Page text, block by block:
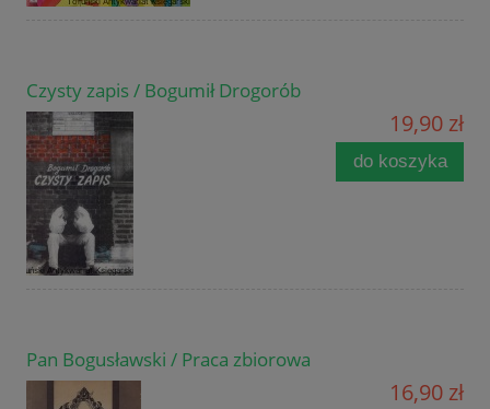
Czysty zapis / Bogumił Drogorób
19,90 zł
do koszyka
Pan Bogusławski / Praca zbiorowa
16,90 zł